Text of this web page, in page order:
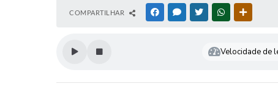
COMPARTILHAR FACEBOOKMESSENGER
TWITTERWHATSAPP
Velocidade de